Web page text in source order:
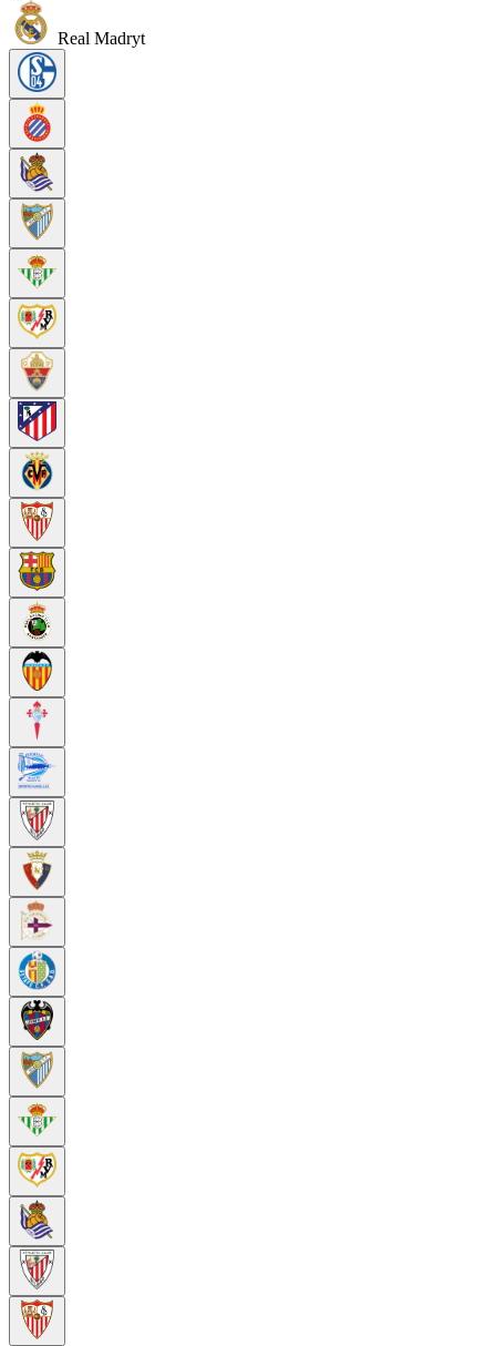
Real Madryt